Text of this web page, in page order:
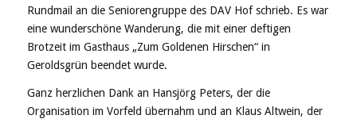
Rundmail an die Seniorengruppe des DAV Hof schrieb. Es war
eine wunderschöne Wanderung, die mit einer deftigen
Brotzeit im Gasthaus „Zum Goldenen Hirschen“ in
Geroldsgrün beendet wurde.
Ganz herzlichen Dank an Hansjörg Peters, der die
Organisation im Vorfeld übernahm und an Klaus Altwein, der